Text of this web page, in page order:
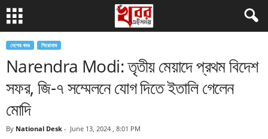
দেশের খবর শিরোনাম
Narendra Modi: তৃতীয় মেয়াদে প্রথম বিদেশ
সফর, জি-৭ সম্মেলনে যোগ দিতে ইতালি গেলেন
মোদি
By National Desk - June 13, 2024 , 8:01 PM